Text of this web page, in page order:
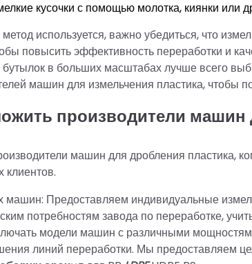
кусочки с помощью молотка, киянки или
используется, важно убедиться, что
повысить эффективность переработки и
бутылок в больших масштабах лучше всего
машин для измельчения пластика, чтобы
производители машин
машин для дробления пластика,
клиентов.
машин: Предоставляем индивидуальные
потребностям завода по переработке,
модели машин с различными
линий переработки. Мы предоставляем